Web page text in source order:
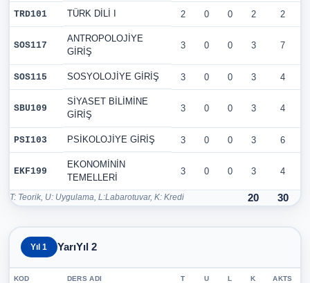
TRD101 TÜRK DİLİ I 2 0 0 2 2
SOS117
ANTROPOLOJİYE
GİRİŞ
3 0 0 3 7
SOS115 SOSYOLOJİYE GİRİŞ 3 0 0 3 4
SBU109
SİYASET BİLİMİNE
GİRİŞ
3 0 0 3 4
PSI103 PSİKOLOJİYE GİRİŞ 3 0 0 3 6
EKF199
EKONOMİNİN
TEMELLERİ
3 0 0 3 4
T: Teorik, U: Uygulama, L:Labarotuvar, K: Kredi 20 30
Yıl 1 YarıYıl 2
KOD DERS ADI T U L K AKTS